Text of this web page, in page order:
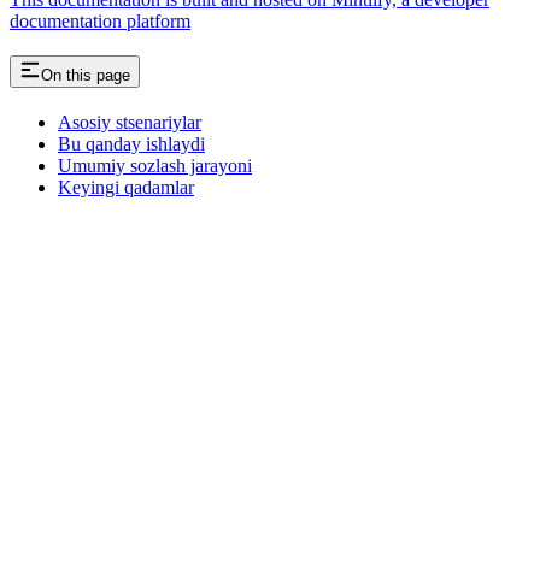
documentation platform
On this page
Asosiy stsenariylar
Bu qanday ishlaydi
Umumiy sozlash jarayoni
Keyingi qadamlar